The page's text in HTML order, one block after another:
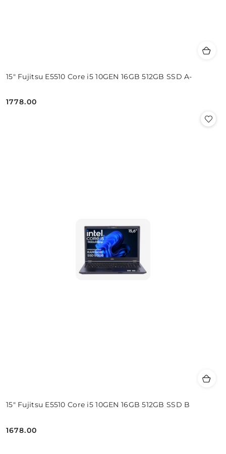
15" Fujitsu E5510 Core i5 10GEN 16GB 512GB SSD A-
Cena:
1778.00
15" Fujitsu E5510 Core i5 10GEN 16GB 512GB SSD B
Cena:
1678.00